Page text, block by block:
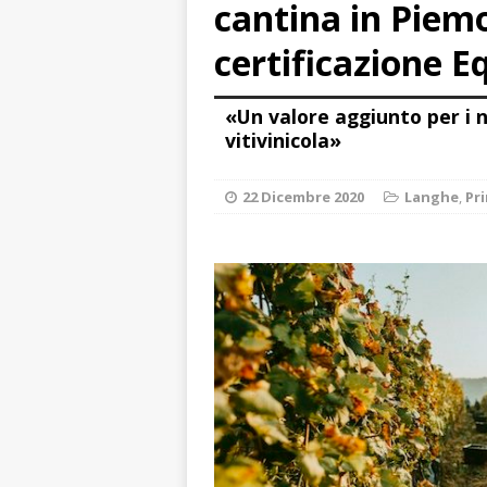
LANGHE
[ 8 Agosto 2026 ]
visita al
degrado
cantina in
certificazione
«Un valore aggiunto per i
vitivinicola»
22 Dicembre 2020 Langhe,